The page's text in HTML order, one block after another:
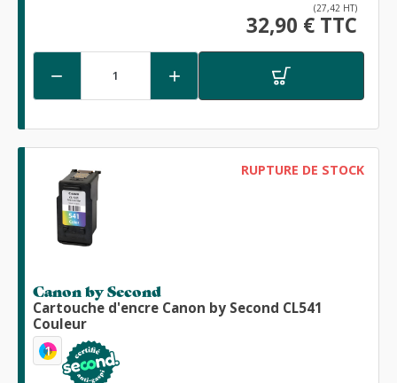
(27,42 HT)
32,90 € TTC
 
RUPTURE DE STOCK
Canon by Second
Cartouche d'encre Canon by Second CL541
Couleur
1